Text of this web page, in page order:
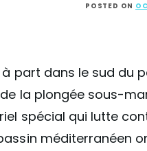
POSTED ON
à part dans le sud du
la plongée sous-
spécial qui lutte
méditerranéen